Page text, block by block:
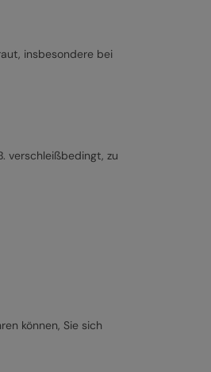
insbesondere bei
verschleißbedingt, zu
können, Sie sich